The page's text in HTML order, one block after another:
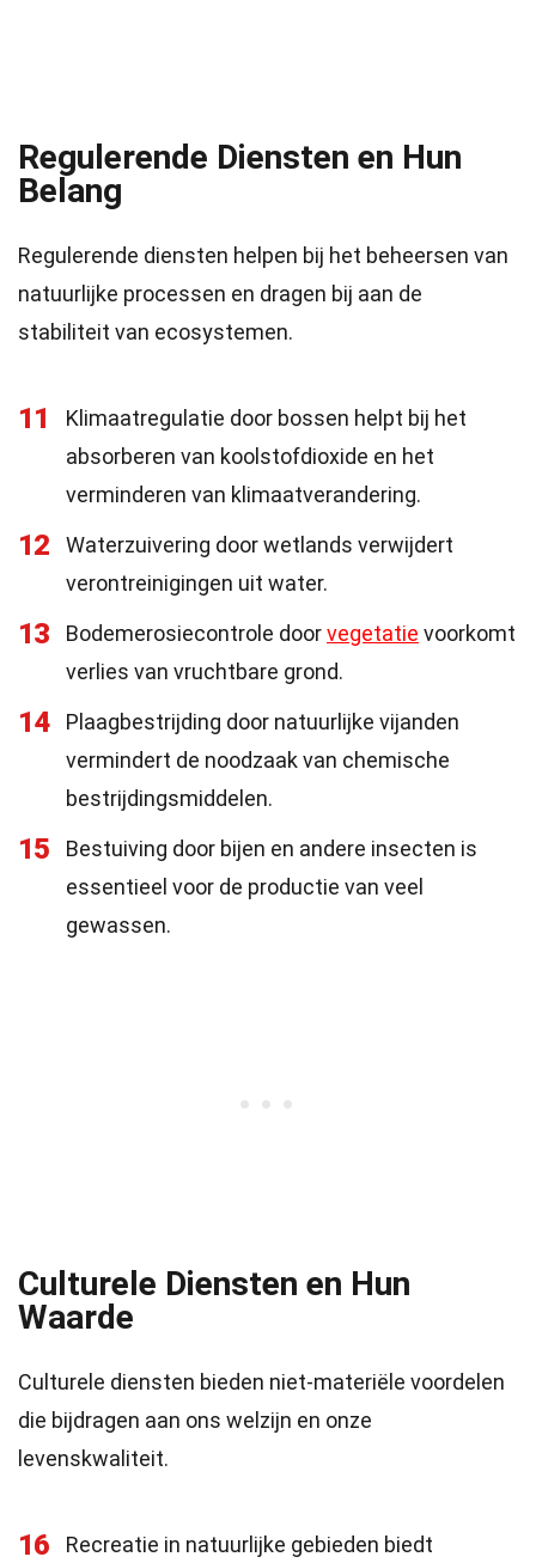
Regulerende Diensten en Hun
Belang
Regulerende diensten helpen bij het beheersen van
natuurlijke processen en dragen bij aan de
stabiliteit van ecosystemen.
11
Klimaatregulatie door bossen helpt bij het
absorberen van koolstofdioxide en het
verminderen van klimaatverandering.
12
Waterzuivering door wetlands verwijdert
verontreinigingen uit water.
13 Bodemerosiecontrole doorvegetatie voorkomt
verlies van vruchtbare grond.
14
Plaagbestrijding door natuurlijke vijanden
vermindert de noodzaak van chemische
bestrijdingsmiddelen.
15
Bestuiving door bijen en andere insecten is
essentieel voor de productie van veel
gewassen.
Culturele Diensten en Hun
Waarde
Culturele diensten bieden niet-materiële voordelen
die bijdragen aan ons welzijn en onze
levenskwaliteit.
16
Recreatie in natuurlijke gebieden biedt